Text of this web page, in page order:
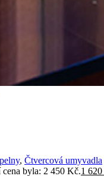
, Čtvercová umyvadla
cena byla: 2 450 Kč.1 620